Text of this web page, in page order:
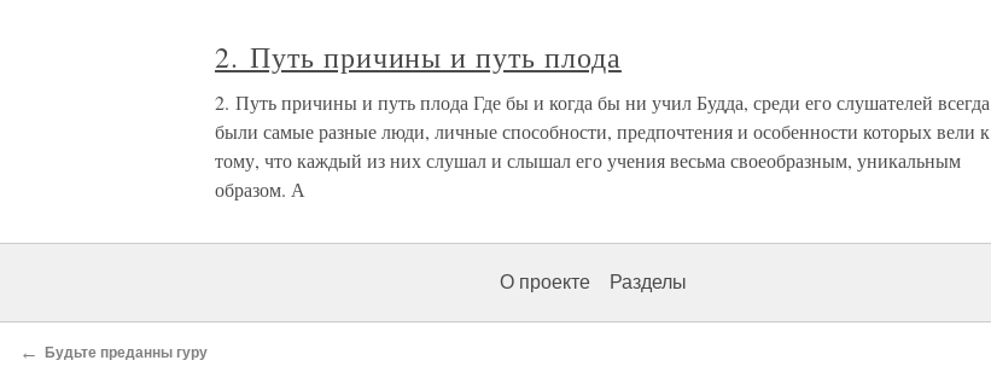
2. Путь причины и путь плода
2. Путь причины и путь плода Где бы и когда бы ни учил Будда, среди его слушателей всегда
были самые разные люди, личные способности, предпочтения и особенности которых вели к
тому, что каждый из них слушал и слышал его учения весьма своеобразным, уникальным
образом. А
О проекте Разделы
← Будьте преданны гуру